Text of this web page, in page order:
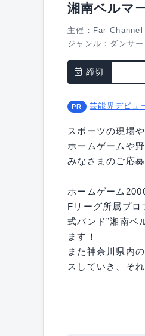
湘南ベルマ
主催：Far
ジャンル： ダンサ
締切
芸能界デビュ
スポーツの現場
ホームゲームや
みなさまのご応
ホームゲーム
Fリーグ所属プ
式バンド”湘南ベ
ます！
また神奈川県内
スしていき、そ